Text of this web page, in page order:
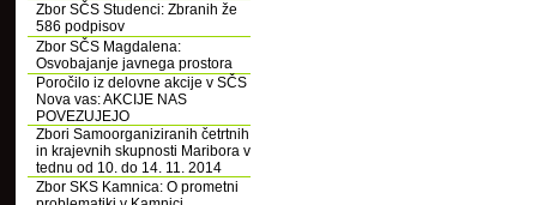
Zbor SČS Studenci: Zbranih že
586 podpisov
Zbor SČS Magdalena:
Osvobajanje javnega prostora
Poročilo iz delovne akcije v SČS
Nova vas: AKCIJE NAS
POVEZUJEJO
Zbori Samoorganiziranih četrtnih
in krajevnih skupnosti Maribora v
tednu od 10. do 14. 11. 2014
Zbor SKS Kamnica: O prometni